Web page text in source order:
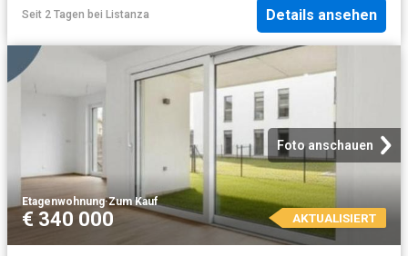
Seit 2 Tagen bei Listanza Details ansehen
Foto anschauen
Etagenwohnung·Zum Kauf
€ 340 000 AKTUALISIERT